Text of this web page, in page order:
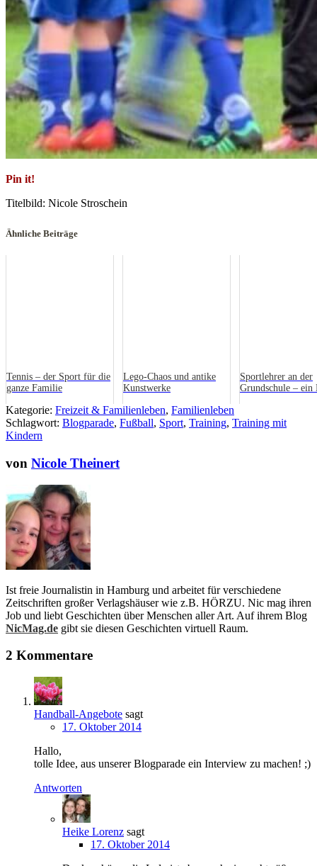
Pin it!
Titelbild: Nicole Stroschein
Ähnliche Beiträge
Tennis – der Sport für die
ganze Familie
Lego-Chaos und antike
Kunstwerke
Sportlehrer an der
Grundschule – ein
Kategorie: Freizeit & Familienleben, Familienleben
Schlagwort: Blogparade, Fußball, Sport, Training, Training mit
Kindern
von Nicole Theinert
Ist freie Journalistin in Hamburg und arbeitet für verschiedene
Zeitschriften großer Verlagshäuser wie z.B. HÖRZU. Nic mag ihren
Job und liebt Geschichten über Menschen aller Art. Auf ihrem Blog
NicMag.de gibt sie diesen Geschichten virtuell Raum.
2 Kommentare
Handball-Angebote sagt
17. Oktober 2014
Hallo,
tolle Idee, aus unserer Blogparade ein Interview zu machen! ;)
Antworten
Heike Lorenz sagt
17. Oktober 2014